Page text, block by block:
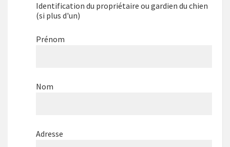
Identification du propriétaire ou gardien du chien
(si plus d'un)
Prénom
Nom
Adresse